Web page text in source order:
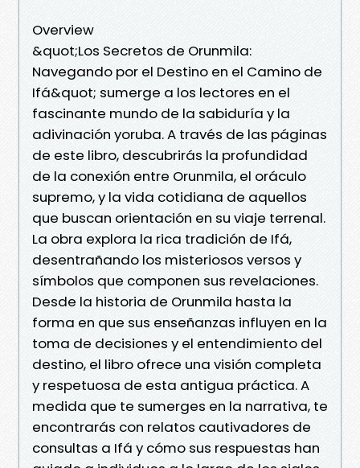
Overview
&quot;Los Secretos de Orunmila:
Navegando por el Destino en el Camino de
Ifá&quot; sumerge a los lectores en el
fascinante mundo de la sabiduría y la
adivinación yoruba. A través de las páginas
de este libro, descubrirás la profundidad
de la conexión entre Orunmila, el oráculo
supremo, y la vida cotidiana de aquellos
que buscan orientación en su viaje terrenal.
La obra explora la rica tradición de Ifá,
desentrañando los misteriosos versos y
símbolos que componen sus revelaciones.
Desde la historia de Orunmila hasta la
forma en que sus enseñanzas influyen en la
toma de decisiones y el entendimiento del
destino, el libro ofrece una visión completa
y respetuosa de esta antigua práctica. A
medida que te sumerges en la narrativa, te
encontrarás con relatos cautivadores de
consultas a Ifá y cómo sus respuestas han